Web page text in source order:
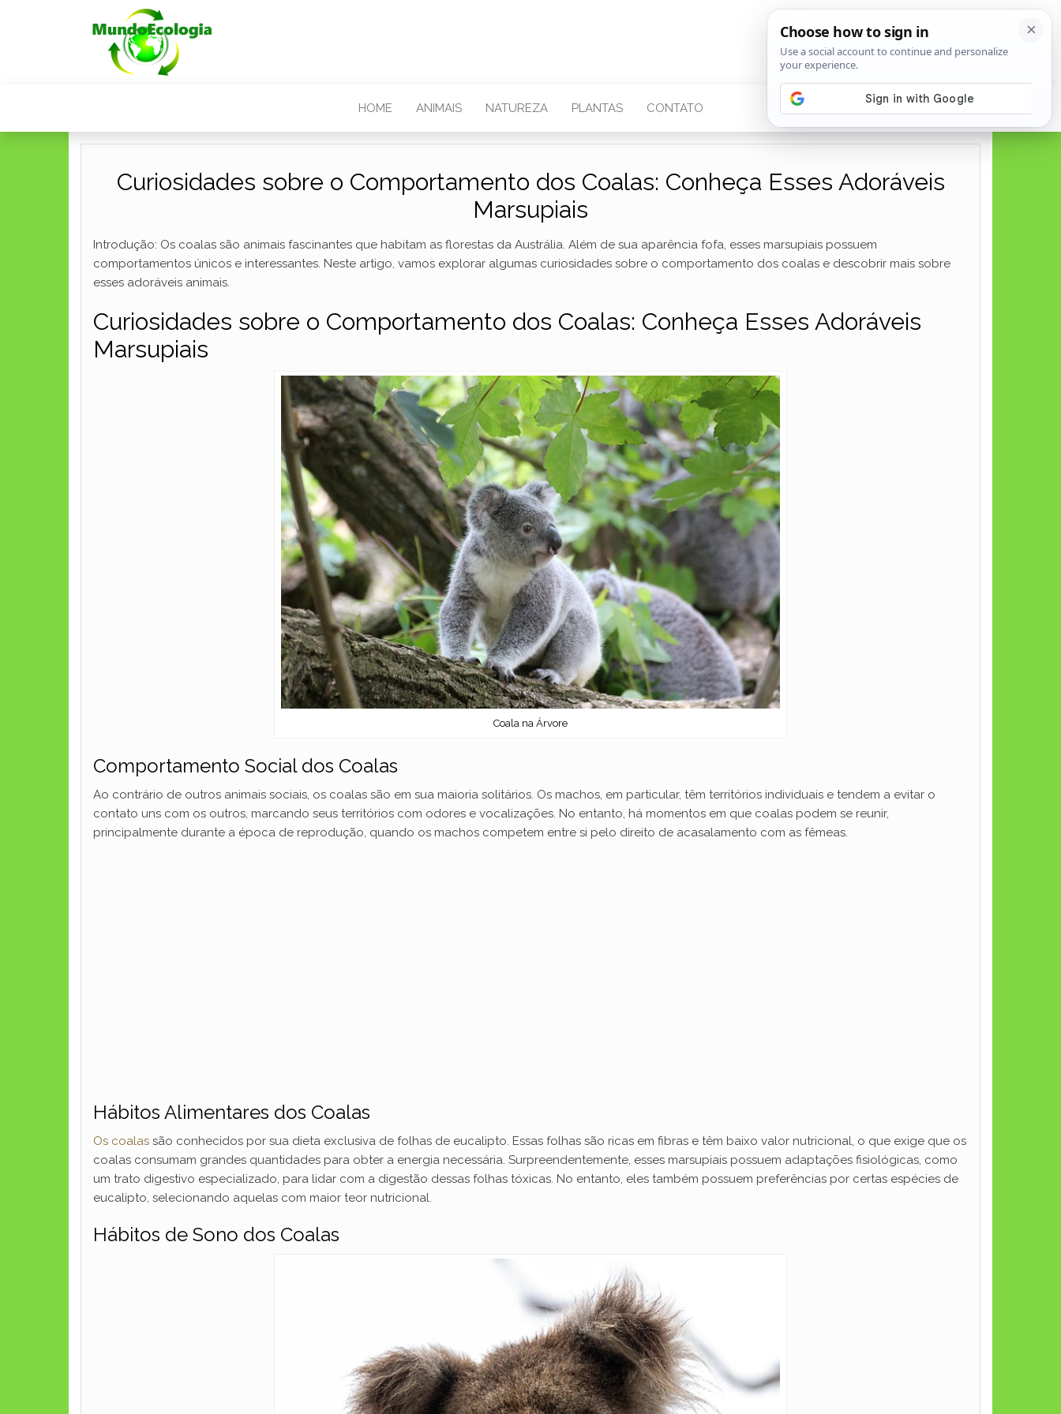
HOME ANIMAIS NATUREZA PLANTAS CONTATO
Curiosidades sobre o Comportamento dos Coalas: Conheça Esses Adoráveis
Marsupiais
Introdução: Os coalas são animais fascinantes que habitam as florestas da Austrália. Além de sua aparência fofa, esses marsupiais possuem
comportamentos únicos e interessantes. Neste artigo, vamos explorar algumas curiosidades sobre o comportamento dos coalas e descobrir mais sobre
esses adoráveis animais.
Curiosidades sobre o Comportamento dos Coalas: Conheça Esses Adoráveis
Marsupiais
Coala na Árvore
Comportamento Social dos Coalas
Ao contrário de outros animais sociais, os coalas são em sua maioria solitários. Os machos, em particular, têm territórios individuais e tendem a evitar o
contato uns com os outros, marcando seus territórios com odores e vocalizações. No entanto, há momentos em que coalas podem se reunir,
principalmente durante a época de reprodução, quando os machos competem entre si pelo direito de acasalamento com as fêmeas.
Hábitos Alimentares dos Coalas
Os coalas são conhecidos por sua dieta exclusiva de folhas de eucalipto. Essas folhas são ricas em fibras e têm baixo valor nutricional, o que exige que os
coalas consumam grandes quantidades para obter a energia necessária. Surpreendentemente, esses marsupiais possuem adaptações fisiológicas, como
um trato digestivo especializado, para lidar com a digestão dessas folhas tóxicas. No entanto, eles também possuem preferências por certas espécies de
eucalipto, selecionando aquelas com maior teor nutricional.
Hábitos de Sono dos Coalas